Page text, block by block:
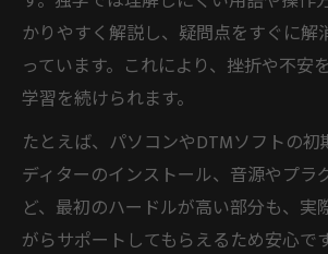
DTMスクールで学ぶ機材選
点
ボカロPデビューに必要な機
DTMスクールが提案する初
ットの選び方
DTM・ボカロPが失敗しない
かりやすく解説し、疑問点をすぐに解
っています。これにより、挫折や不安
学習を続けられます。
たとえば、パソコンやDTMソフトの
ディターのインストール、音源やプラ
ど、最初のハードルが高い部分も、実
がらサポートしてもらえるため安心で